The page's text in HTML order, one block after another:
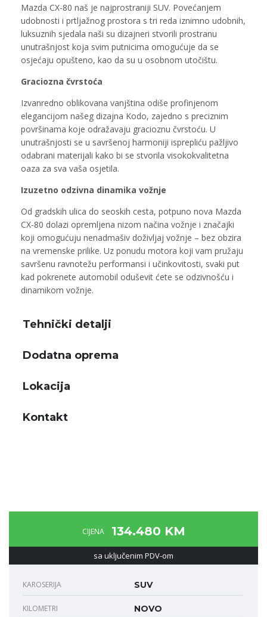
Mazda CX-80 naš je najprostraniji SUV. Povećanjem
udobnosti i prtljažnog prostora s tri reda iznimno udobnih,
luksuznih sjedala naši su dizajneri stvorili prostranu
unutrašnjost koja svim putnicima omogućuje da se
osjećaju opušteno, kao da su u osobnom utočištu.
Graciozna čvrstoća
Izvanredno oblikovana vanjština odiše profinjenom
elegancijom našeg dizajna Kodo, zajedno s preciznim
površinama koje odražavaju gracioznu čvrstoću. U
unutrašnjosti se u savršenoj harmoniji isprepliću pažljivo
odabrani materijali kako bi se stvorila visokokvalitetna
oaza za sva vaša osjetila.
Izuzetno odzivna dinamika vožnje
Od gradskih ulica do seoskih cesta, potpuno nova Mazda
CX-80 dolazi opremljena nizom načina vožnje i značajki
koji omogućuju nenadmašiv doživljaj vožnje – bez obzira
na vremenske prilike. Uz ponudu motora koji vam pružaju
savršenu ravnotežu performansi i učinkovitosti, svaki put
kad pokrenete automobil oduševit ćete se odzivnošću i
dinamikom vožnje.
Tehnički detalji
Dodatna oprema
Lokacija
Kontakt
CIJENA 134.480 KM
sa uključenim PDV-om
KAROSERIJA SUV
KILOMETRI NOVO